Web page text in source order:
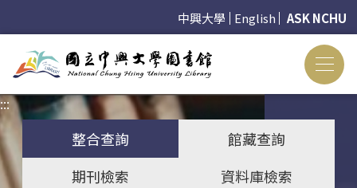
中興大學 English ASK NCHU
:::
整合查詢
館藏查詢
期刊檢索
資料庫檢索